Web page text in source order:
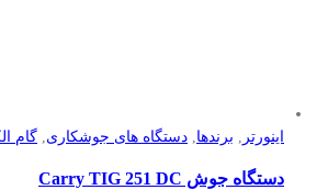
اینورتر , برندها, دستگاه های جوشکاری, گام
دستگاه جوش Carry TIG 251 DC